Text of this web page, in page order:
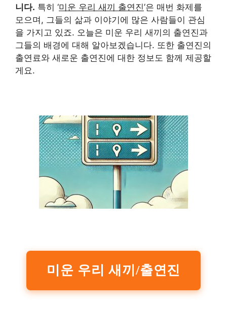
니다. 특히 ‘미운 우리 새끼 출연진’은 매번 화제를
모으며, 그들의 삶과 이야기에 많은 사람들이 관심
을 가지고 있죠. 오늘은 미운 우리 새끼의 출연진과
그들의 배경에 대해 알아보겠습니다. 또한 출연진의
출연료와 새로운 출연진에 대한 정보도 함께 제공할
게요.
미운 우리 새끼/출연진